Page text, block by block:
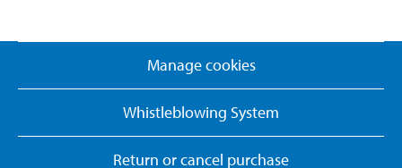
Manage cookies
Whistleblowing System
Return or cancel purchase